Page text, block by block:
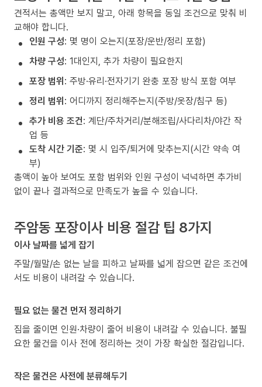
견적서는 총액만 보지 말고, 아래 항목을 동일 조건으로 맞춰 비
교해야 합니다.
인원 구성: 몇 명이 오는지(포장/운반/정리 포함)
차량 구성: 1대인지, 추가 차량이 필요한지
포장 범위: 주방·유리·전자기기 완충 포장 방식 포함 여부
정리 범위: 어디까지 정리해주는지(주방/옷장/침구 등)
추가 비용 조건: 계단/주차거리/분해조립/사다리차/야간 작
업 등
도착 시간 기준: 몇 시 입주/퇴거에 맞추는지(시간 약속 여
부)
총액이 높아 보여도 포함 범위와 인원 구성이 넉넉하면 추가비
없이 끝나 결과적으로 만족도가 높을 수 있습니다.
주암동 포장이사 비용 절감 팁 8가지
이사 날짜를 넓게 잡기
주말/월말/손 없는 날을 피하고 날짜를 넓게 잡으면 같은 조건에
서도 비용이 내려갈 수 있습니다.
필요 없는 물건 먼저 정리하기
짐을 줄이면 인원·차량이 줄어 비용이 내려갈 수 있습니다. 불필
요한 물건을 이사 전에 정리하는 것이 가장 확실한 절감입니다.
작은 물건은 사전에 분류해두기